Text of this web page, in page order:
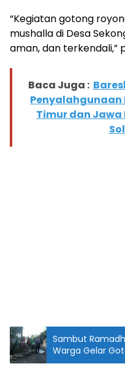
“Kegiatan gotong
mushalla di Desa
aman, dan terkendali,”
Baca Juga :
Penyalahgunaan
Timur dan Jawa
Sambut
Warga Gelar
Masjid